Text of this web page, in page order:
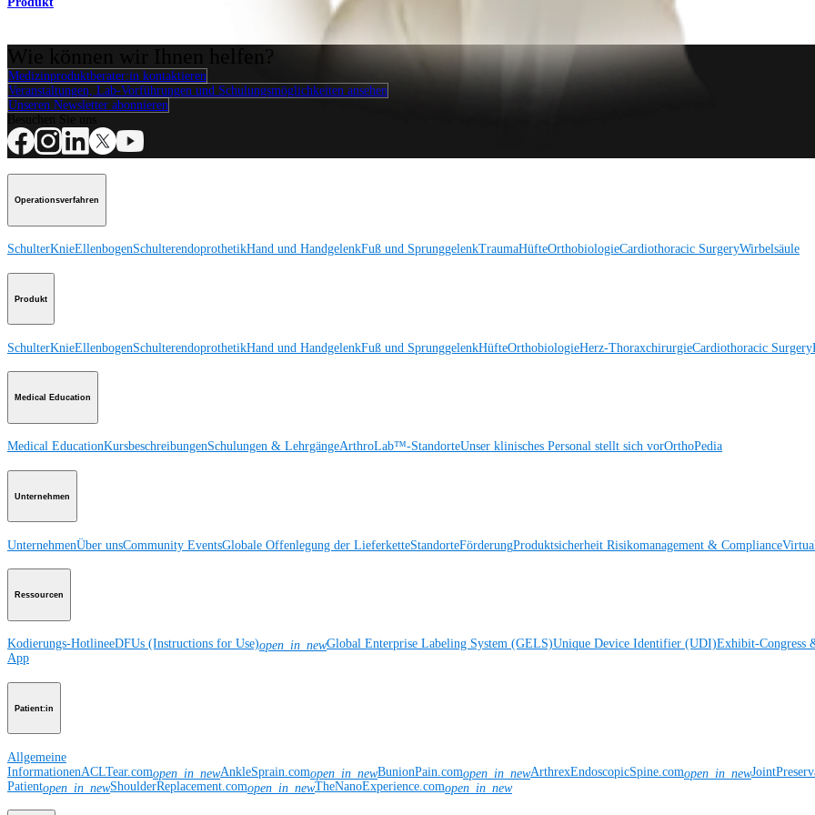
Wie können wir Ihnen helfen?
Medizinproduktberater:in kontaktieren
Veranstaltungen, Lab-Vorführungen und Schulungsmöglichkeiten ansehen
Unseren Newsletter abonnieren
Operationsverfahren
SchulterKnieEllenbogenSchulterendoprothetikHand und HandgelenkFuß und SprunggelenkTraumaHüfteOrthobiologieCardiothoracic SurgeryWirbelsäule
Produkt
SchulterKnieEllenbogenSchulterendoprothetikHand und HandgelenkFuß und SprunggelenkHüfteOrthobiologieHerz-ThoraxchirurgieCardiothoracic Surgery
Medical Education
Medical EducationKursbeschreibungenSchulungen & LehrgängeArthroLab™-StandorteUnser klinisches Personal stellt sich vorOrthoPedia
Unternehmen
UnternehmenÜber unsCommunity EventsGlobale Offenlegung der LieferketteStandorteFörderungProduktsicherheit Risikomanagement & Compliance
Ressourcen
Kodierungs-HotlineeDFUs (Instructions for Use)open_in_newGlobal Enterprise Labeling System (GELS)Unique Device Identifier (UDI)Exhibit-Congress
App
Patient:in
Allgemeine
InformationenACLTear.comopen_in_newAnkleSprain.comopen_in_newBunionPain.comopen_in_newArthrexEndoscopicSpine.comopen_in_new
Patientopen_in_newShoulderReplacement.comopen_in_newTheNanoExperience.comopen_in_new